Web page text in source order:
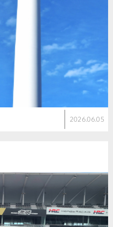
2026.06.05